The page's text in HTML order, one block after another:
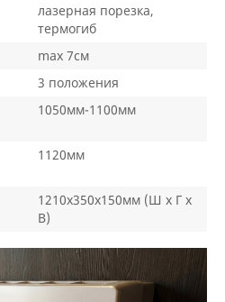
лазерная порезка,
термогиб
max 7см
3 положения
1050мм-1100мм
1120мм
1210х350х150мм (Ш х Г х
В)